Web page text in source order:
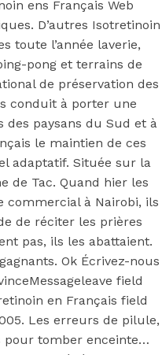
InUncategorizedby
ens Français Web
D’autres Isotretinoin
toute l’année laverie,
pong et terrains de
de préservation des
conduit à porter une
paysans du Sud et à
le maintien de ces
adaptatif. Située sur la
de Tac. Quand hier les
commercial à Nairobi, ils
de réciter les prières
pas, ils les abattaient.
Ok Écrivez-nous
field
en Français field
Les erreurs de pilule,
pour tomber enceinte…
– Ponstel a